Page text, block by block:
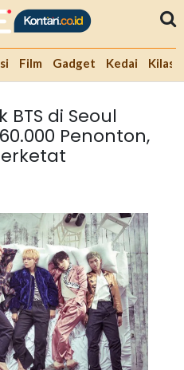
Film Gadget Kedai Kilas
di Seoul
Penonton,